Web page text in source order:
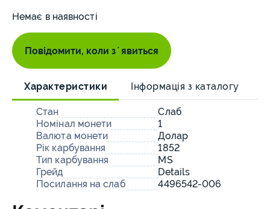
Немає в наявності
Повідомити, коли зʼявиться
Характеристики Інформація з каталогу
Стан
Слаб
Номінал монети
1
Валюта монети
Долар
Рік карбування
1852
Тип карбування
MS
Грейд
Details
Посилання на слаб
4496542-006